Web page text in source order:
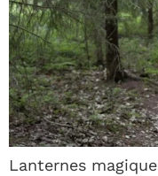
Lanternes